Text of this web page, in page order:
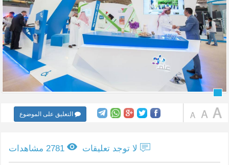
التعليق على الموضوع
لا توجد تعليقات 2781 مشاهدات